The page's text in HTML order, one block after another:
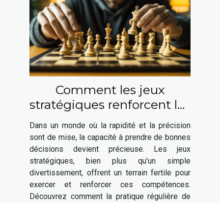
Comment les jeux
stratégiques renforcent les
compétences de prise de
décision ?
Dans un monde où la rapidité et la précision
sont de mise, la capacité à prendre de bonnes
décisions devient précieuse. Les jeux
stratégiques, bien plus qu’un simple
divertissement, offrent un terrain fertile pour
exercer et renforcer ces compétences.
Découvrez comment la pratique régulière de